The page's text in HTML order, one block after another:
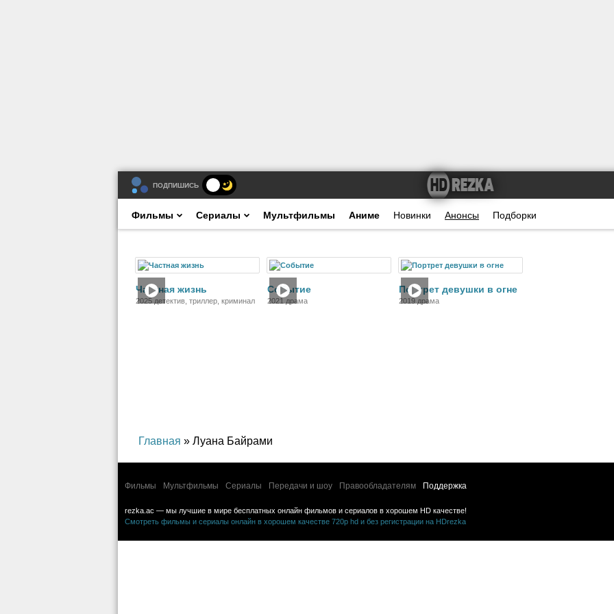
ПОДПИШИСЬ
Фильмы Сериалы Мультфильмы Аниме Новинки Анонсы Подборки
Частная жизнь
2025 детектив, триллер, криминал
Событие
2021 драма
Фильм
Портрет девушки в огне
2019 драма
Главная » Луана Байрами
Фильмы Мультфильмы Сериалы Передачи и шоу Правообладателям Поддержка
rezka.ac — мы лучшие в мире бесплатных онлайн фильмов и сериалов в хорошем HD качестве!
Смотреть фильмы и сериалы онлайн в хорошем качестве 720p hd и без регистрации на HDrezka